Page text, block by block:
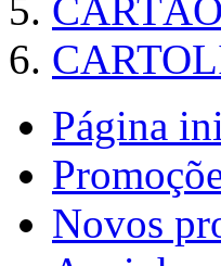
Página
Novos